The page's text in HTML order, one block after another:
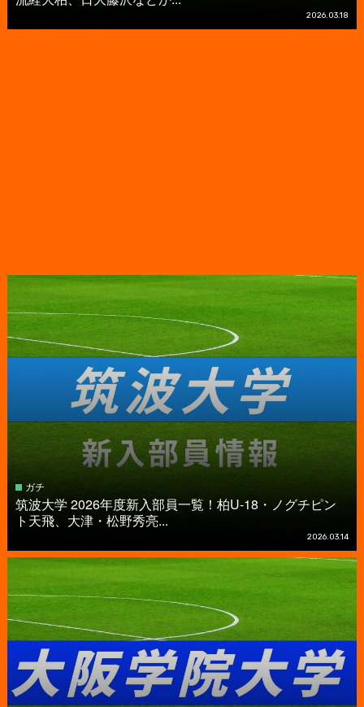
2026.03.18
ガチ
筑波大学 2026年度新入部員一覧！柏U-18・ノグチピン
ト天飛、大津・松野秀亮...
2026.03.14